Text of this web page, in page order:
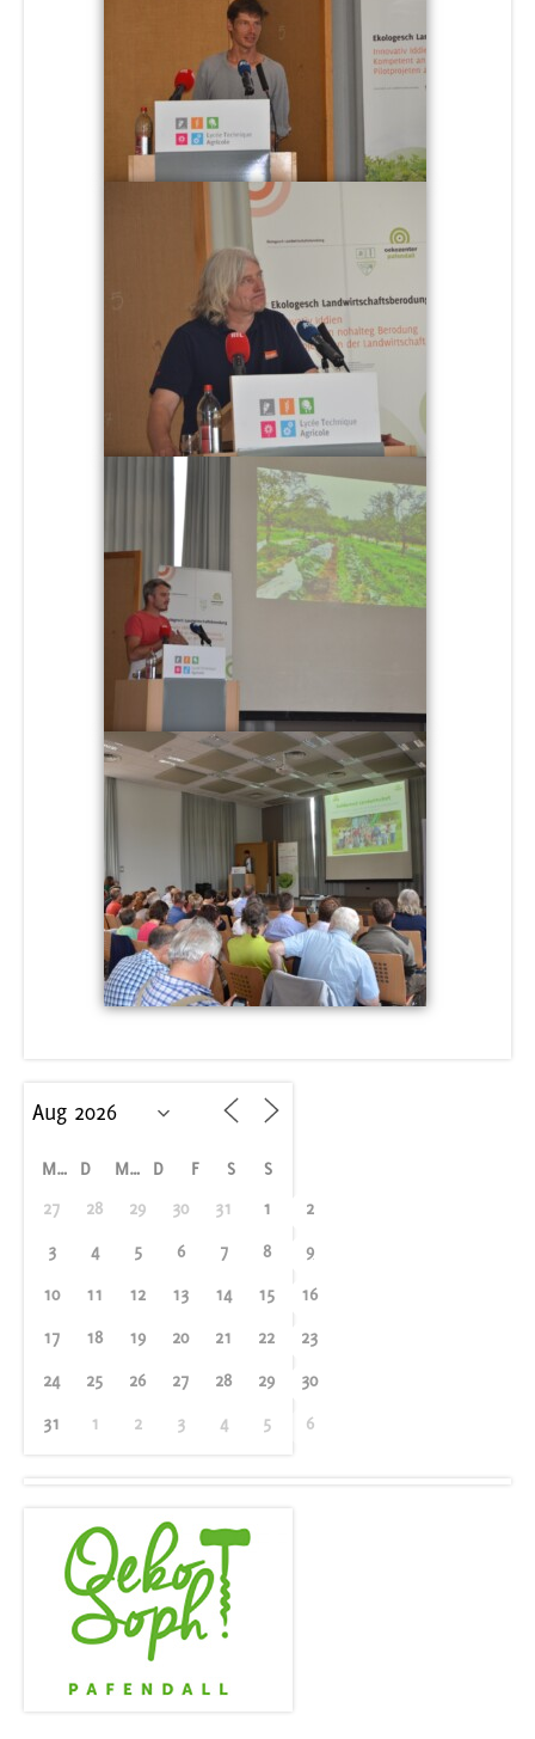
M D M D F S
S
27
28 29 30 31 1 2
3 4 5 6 7 8 9
10 11 12 13 14 15 16
17 18 19 20 21 22 23
24 25 26 27 28 29 30
31 1 2 3 4 5 6